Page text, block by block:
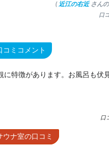
( 近江の右近 さん
口
コミコメント
に特徴があります。お風呂も伏
口
ウナ室の口コミ